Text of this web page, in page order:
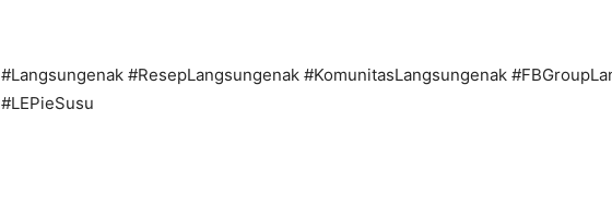
#Langsungenak #ResepLangsungenak #KomunitasLangsungenak
#LEPieSusu